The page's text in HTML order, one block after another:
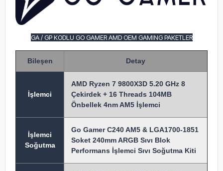
GA / GP KODLU GO GAMER AMD OEM GAMING PAKETLER
Bileşen Detay
İşlemci
AMD Ryzen 7 9800X3D 5.20 GHz 8
Çekirdek + 16 Threads 104MB
Önbellek 4nm AM5 İşlemci
İşlemci
Soğutma
Go Gamer C240 AM5 & LGA1700-1851
Soket 240mm ARGB Sıvı Blok
Performans İşlemci Sıvı Soğutma Kiti